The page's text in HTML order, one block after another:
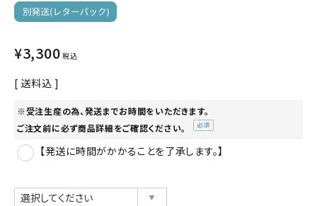
プライバシーポリシー
お問い合わせ
ようこそ ゲスト 様
meeting_room ログイン person 会員登録
¥3,300 税込
送料込
※受注生産の為、発送までお時間をいただきます。
ご注文前に必ず商品詳細をご確認ください。
須)
【発送に時間がかかることを了承します。】